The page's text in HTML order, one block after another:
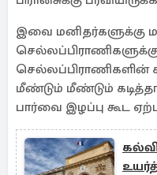
இவை மனிதர்களுக்கு
மீண்டும் மீண்டும்
பார்வை இழப்பு கூட